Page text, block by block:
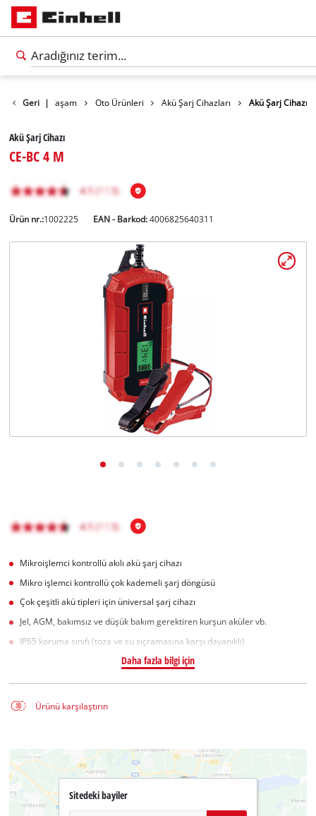
Geri |
Outdoor ve Yaşam Oto Ürünleri Akü Şarj Cihazları Akü Şarj Cihazı
Akü Şarj Cihazı
CE-BC 4 M
Ürün nr.:1002225 EAN - Barkod:4006825640311
Mikroişlemci kontrollü akılı akü şarj cihazı
Mikro işlemci kontrollü çok kademeli şarj döngüsü
Çok çeşitli akü tipleri için üniversal şarj cihazı
Jel, AGM, bakımsız ve düşük bakım gerektiren kurşun aküler vb.
IP65 koruma sınıfı (toza ve su sıçramasına karşı dayanıklı)
Daha fazla bilgi için
Ürünü karşılaştırın
Sitedeki bayiler